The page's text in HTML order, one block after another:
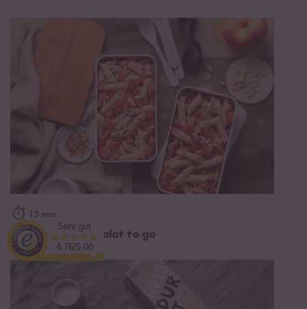
15 min
Pasta-Tomaten Salat to go
Sehr gut
4.76/5.00